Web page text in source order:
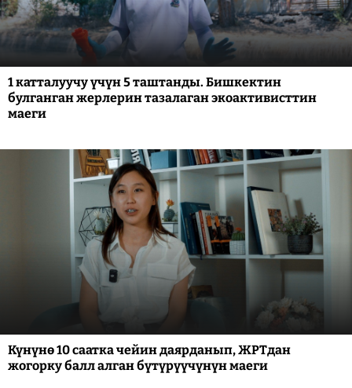
1 катталуучу үчүн 5 таштанды. Бишкектин
булганган жерлерин тазалаган экоактивисттин
маеги
Күнүнө 10 саатка чейин даярданып, ЖРТдан
жогорку балл алган бүтүрүүчүнүн маеги